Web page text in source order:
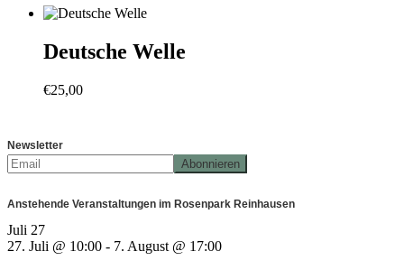
Deutsche Welle
€25,00
Newsletter
Anstehende Veranstaltungen im Rosenpark Reinhausen
Juli 27
27. Juli @ 10:00 - 7. August @ 17:00